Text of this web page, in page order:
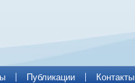
Публикации Контакты